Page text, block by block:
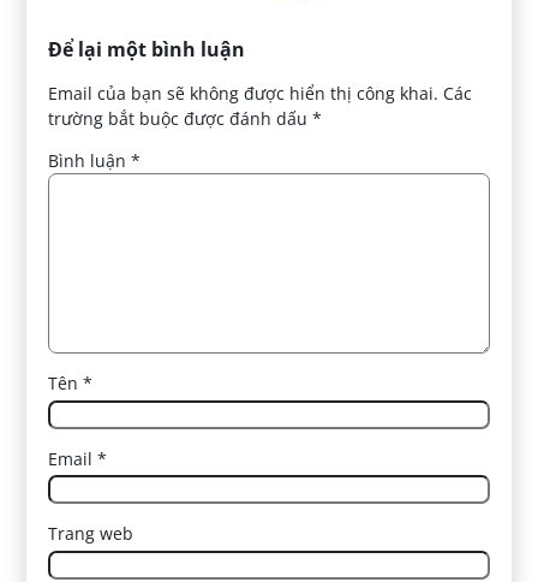
Để lại một bình luận
Email của bạn sẽ không được hiển thị công khai. Các
trường bắt buộc được đánh dấu*
Bình luận*
Tên*
Email*
Trang web